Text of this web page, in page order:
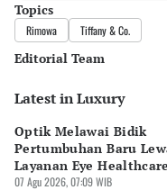
Topics
Rimowa Tiffany & Co.
Editorial Team
Editor
Editor
Pingit Aria
Latest in Luxury
Optik Melawai Bidik
Pertumbuhan Baru
Layanan Eye Healthcare
07 Agu 2026, 07:09 WIB